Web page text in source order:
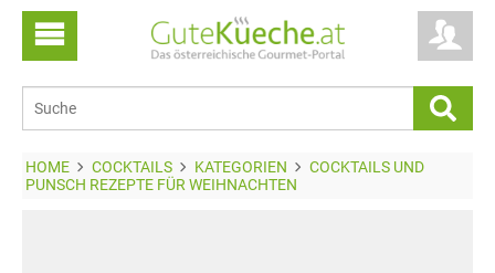
HOME COCKTAILS KATEGORIEN
COCKTAILS UND
PUNSCH REZEPTE FÜR WEIHNACHTEN